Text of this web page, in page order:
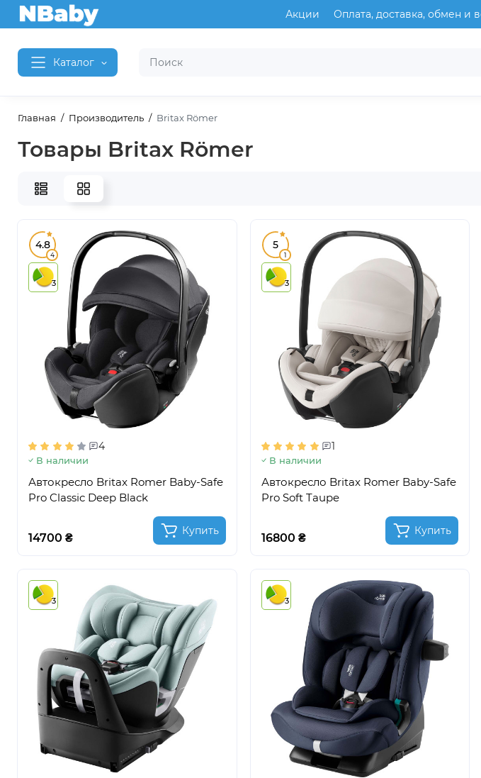
Акции Оплата, доставка, обмен и
Каталог
Главная Производитель Britax Römer
Товары Britax Römer
4.8
4
3
4
В наличии
Автокресло Britax Romer Baby-Safe
Pro Classic Deep Black
14700 ₴
Купить
5
1
3
1
В наличии
Автокресло Britax Romer Baby-Safe
Pro Soft Taupe
16800 ₴
Купить
3 3